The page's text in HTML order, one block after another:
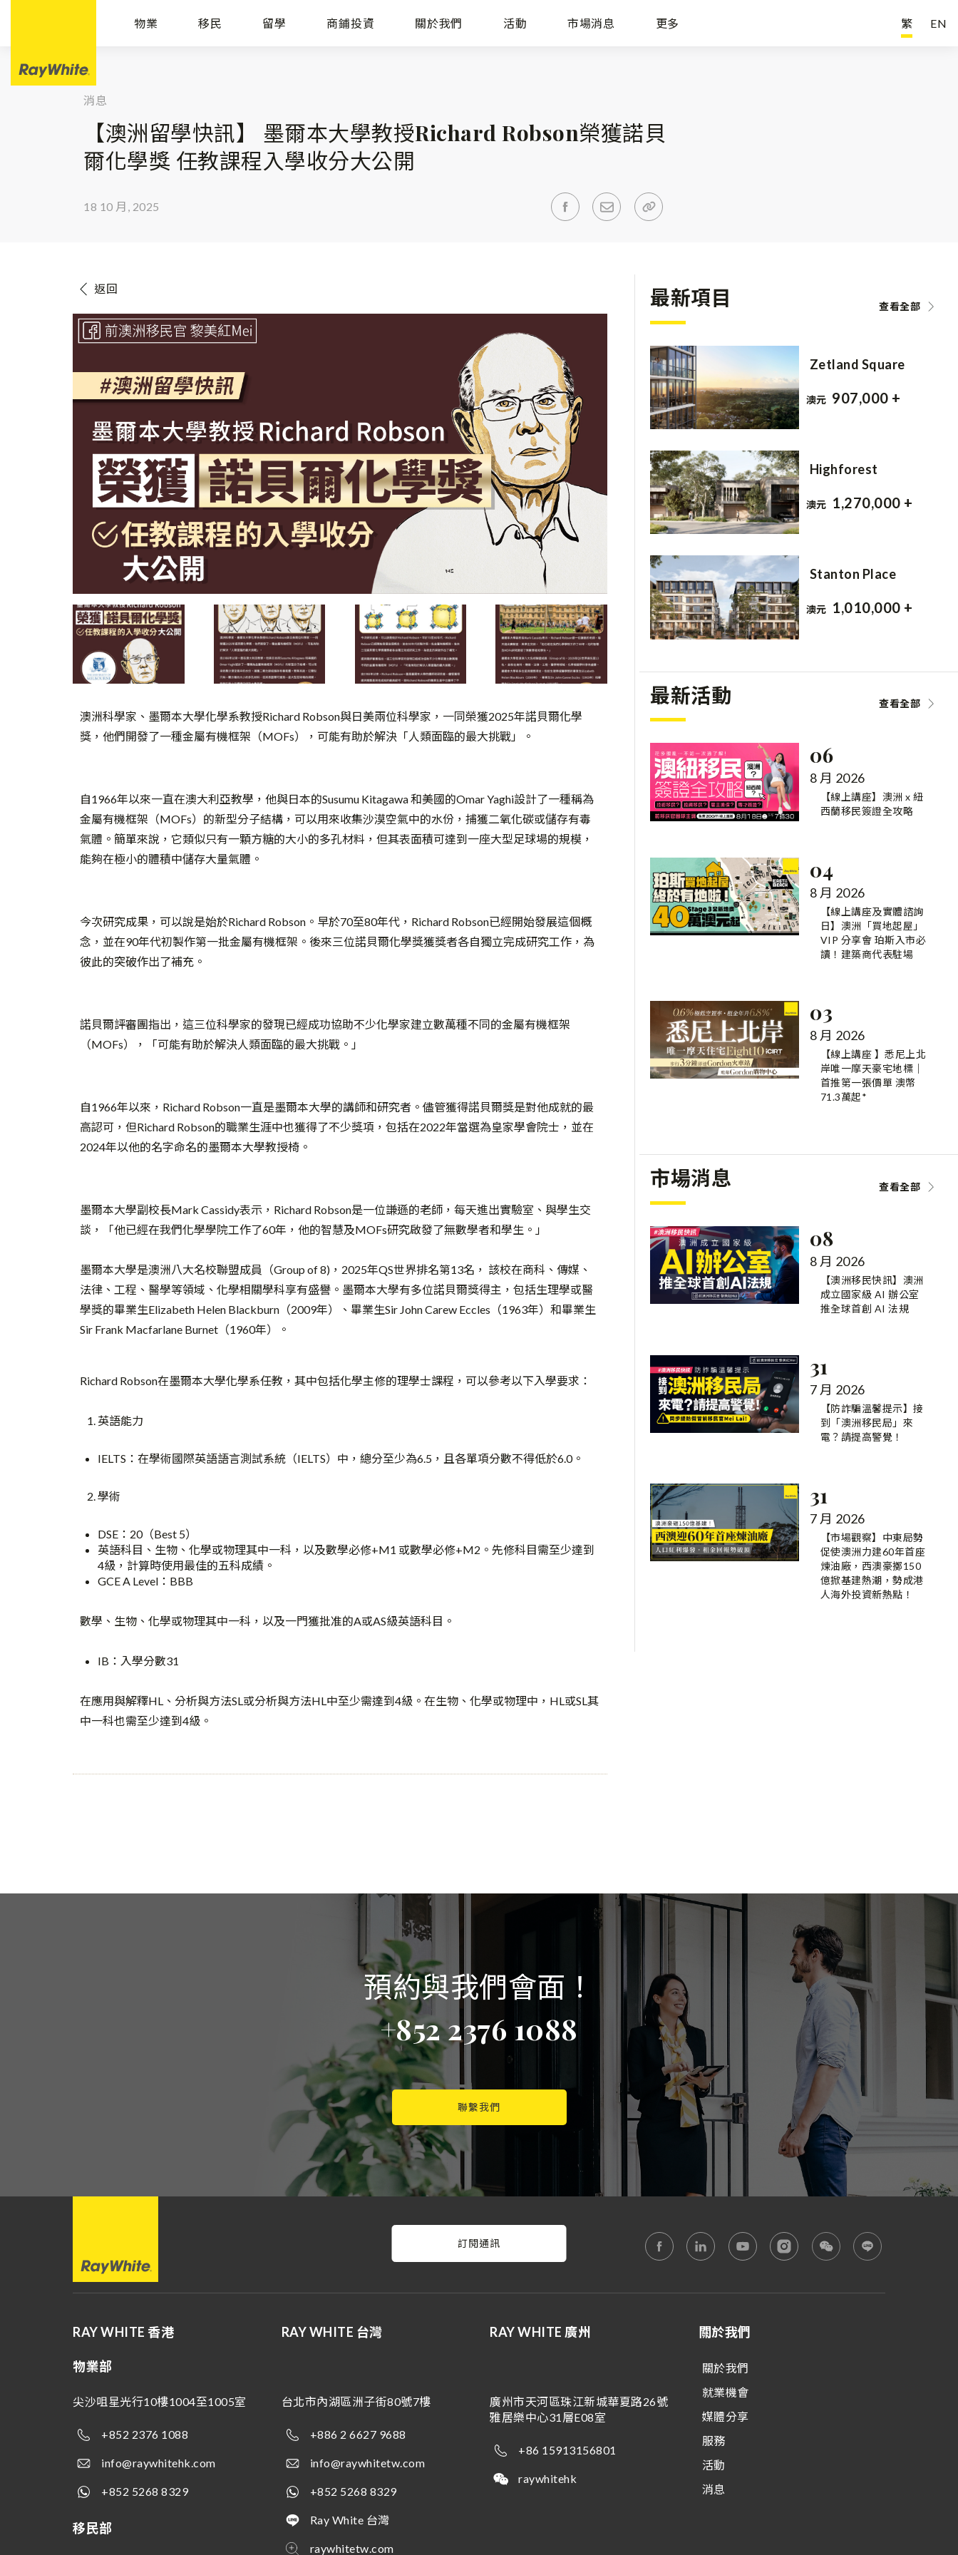
物業 移民 留學 商鋪投資 關於我們 活動 市場消息 更多 EN
繁
消息
【澳洲留學快訊】 墨爾本大學教授Richard Robson榮獲諾貝
爾化學獎 任教課程入學收分大公開
18 10 月, 2025
返回
澳洲科學家、墨爾本大學化學系教授Richard Robson與日美兩位科學家，一同榮獲2025年諾貝爾化學
獎，他們開發了一種金屬有機框架（MOFs），可能有助於解決「人類面臨的最大挑戰」。
自1966年以來一直在澳大利亞教學，他與日本的Susumu Kitagawa 和美國的Omar Yaghi設計了一種稱為
金屬有機框架（MOFs）的新型分子結構，可以用來收集沙漠空氣中的水份，捕獲二氧化碳或儲存有毒
氣體。簡單來說，它類似只有一顆方糖的大小的多孔材料，但其表面積可達到一座大型足球場的規模，
能夠在極小的體積中儲存大量氣體。
今次研究成果，可以說是始於Richard Robson。早於70至80年代，Richard Robson已經開始發展這個概
念，並在90年代初製作第一批金屬有機框架。後來三位諾貝爾化學獎獲獎者各自獨立完成研究工作，為
彼此的突破作出了補充。
諾貝爾評審團指出，這三位科學家的發現已經成功協助不少化學家建立數萬種不同的金屬有機框架
（MOFs），「可能有助於解決人類面臨的最大挑戰。」
自1966年以來，Richard Robson一直是墨爾本大學的講師和研究者。儘管獲得諾貝爾獎是對他成就的最
高認可，但Richard Robson的職業生涯中也獲得了不少獎項，包括在2022年當選為皇家學會院士，並在
2024年以他的名字命名的墨爾本大學教授椅。
墨爾本大學副校長Mark Cassidy表示，Richard Robson是一位謙遜的老師，每天進出實驗室、與學生交
談，「他已經在我們化學學院工作了60年，他的智慧及MOFs研究啟發了無數學者和學生。」
墨爾本大學是澳洲八大名校聯盟成員（Group of 8)，2025年QS世界排名第13名， 該校在商科、傳媒、
法律、工程、醫學等領域、化學相關學科享有盛譽。墨爾本大學有多位諾貝爾獎得主，包括生理學或醫
學獎的畢業生Elizabeth Helen Blackburn （2009年）、畢業生Sir John Carew Eccles（1963年）和畢業生
Sir Frank Macfarlane Burnet（1960年）。
Richard Robson在墨爾本大學化學系任教，其中包括化學主修的理學士課程，可以參考以下入學要求：
英語能力
IELTS：在學術國際英語語言測試系統（IELTS）中，總分至少為6.5，且各單項分數不得低於6.0。
學術
DSE：20（Best 5）
英語科目、生物、化學或物理其中一科，以及數學必修+M1 或數學必修+M2。先修科目需至少達到
4級，計算時使用最佳的五科成績。
GCE A Level：BBB
數學、生物、化學或物理其中一科，以及一門獲批准的A或AS級英語科目。
IB：入學分數31
在應用與解釋HL、分析與方法SL或分析與方法HL中至少需達到4級。在生物、化學或物理中，HL或SL其
中一科也需至少達到4級。
最新項目 查看全部
Zetland Square
澳元 907,000 +
Highforest
澳元 1,270,000 +
Stanton Place
澳元 1,010,000 +
最新活動 查看全部
06
8 月 2026
【線上講座】澳洲 x 紐
西蘭移民簽證全攻略
04
8 月 2026
【線上講座及實體諮詢
日】澳洲「買地起屋」
VIP 分享會 珀斯入市必
讀！建築商代表駐場
03
8 月 2026
【線上講座 】悉尼上北
岸唯一摩天豪宅地標｜
首推第一張價單 澳幣
71.3萬起*
市場消息 查看全部
08
8 月 2026
【澳洲移民快訊】澳洲
成立國家級 AI 辦公室
推全球首創 AI 法規
31
7 月 2026
【防詐騙溫馨提示】接
到「澳洲移民局」來
電？請提高警覺！
31
7 月 2026
【市場觀察】中東局勢
促使澳洲力建60年首座
煉油廠，西澳豪擲150
億掀基建熱潮，勢成港
人海外投資新熱點！
預約與我們會面！
+852 2376 1088
聯繫我們
RAY WHITE 香港
物業部
尖沙咀星光行10樓1004至1005室
+852 2376 1088
info@raywhitehk.com
+852 5268 8329
移民部
RAY WHITE 台灣
台北市內湖區洲子街80號7樓
+886 2 6627 9688
info@raywhitetw.com
+852 5268 8329
Ray White 台灣
raywhitetw.com
RAY WHITE 廣州
廣州市天河區珠江新城華夏路26號
雅居樂中心31層E08室
+86 15913156801
raywhitehk
訂閱通訊
關於我們
關於我們
就業機會
媒體分享
服務
活動
消息